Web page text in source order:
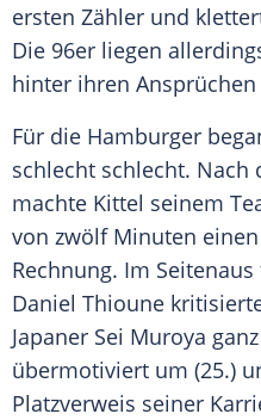
ersten Zähler und
Die 96er liegen
hinter ihren Ansprüchen
Für die Hamburger
schlecht schlecht. Nach
machte Kittel seinem
von zwölf Minuten
Rechnung. Im
Daniel Thioune
Japaner Sei Muroya
übermotiviert um (25.)
Platzverweis seiner